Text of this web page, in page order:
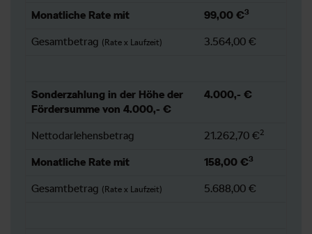
Monatliche Rate mit 99,00 €3
Gesamtbetrag (Rate x Laufzeit) 3.564,00 €
Sonderzahlung in der Höhe der
Fördersumme von 4.000,- €
4.000,- €
Nettodarlehensbetrag 21.262,70 €2
Monatliche Rate mit 158,00 €3
Gesamtbetrag (Rate x Laufzeit) 5.688,00 €